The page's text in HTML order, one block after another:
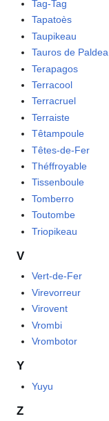
Tag-Tag
Tapatoès
Taupikeau
Tauros de Paldea
Terapagos
Terracool
Terracruel
Terraiste
Têtampoule
Têtes-de-Fer
Théffroyable
Tissenboule
Tomberro
Toutombe
Triopikeau
V
Vert-de-Fer
Virevorreur
Virovent
Vrombi
Vrombotor
Y
Yuyu
Z